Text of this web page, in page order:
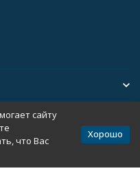
сайту
что Вас
Хорошо